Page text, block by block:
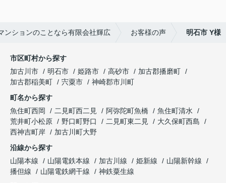
ンションのことなら有限会社輝広 お客様の声 明石市 Y様
市区町村から探す
加古川市
明石市 姫路市 高砂市
加古郡播磨町
加古郡稲美町
宍粟市
神崎郡市川町
町名から探す
魚住町西岡
二見町西二見 阿弥陀町魚橋
魚住町清水
荒井町小松原
野口町野口 二見町東二見
大久保町西島
西神吉町岸
加古川町大野
沿線から探す
山陽本線
山陽電鉄本線 加古川線 姫新線
山陽新幹線
播但線
山陽電鉄網干線
神鉄粟生線